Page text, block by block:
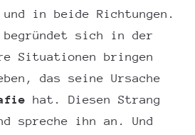
und in beide Richtungen.
begründet sich in der
Situationen bringen
das seine Ursache
hat. Diesen Strang
spreche ihn an. Und